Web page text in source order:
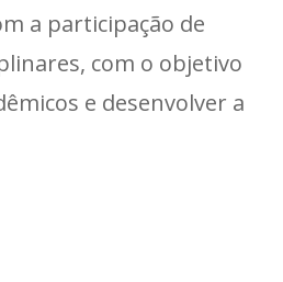
a participação de
com o objetivo
e desenvolver a